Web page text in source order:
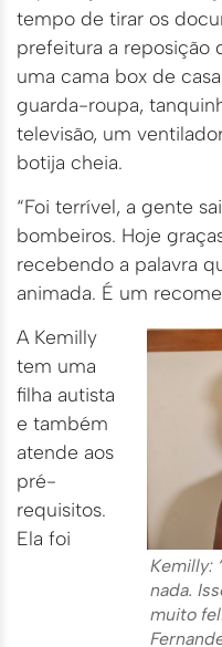
tempo de tirar os
prefeitura a reposição
uma cama box de
guarda-roupa,
televisão, um
botija cheia.
“Foi terrível, a gente
bombeiros. Hoje
recebendo a palavra
animada. É um
Kemilly:
nada.
muito
A Kemilly
tem uma
filha autista
e também
atende aos
pré-
requisitos.
Ela foi